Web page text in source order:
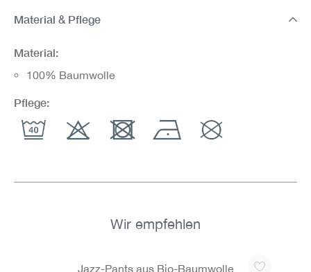
Material & Pflege
Material:
100% Baumwolle
Pflege:
Wir empfehlen
Jazz-Pants aus Bio-Baumwolle